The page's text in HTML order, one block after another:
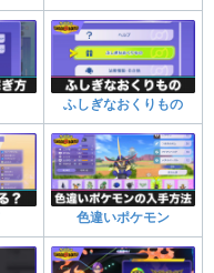
ふしぎなおくりもの
色違いポケモン